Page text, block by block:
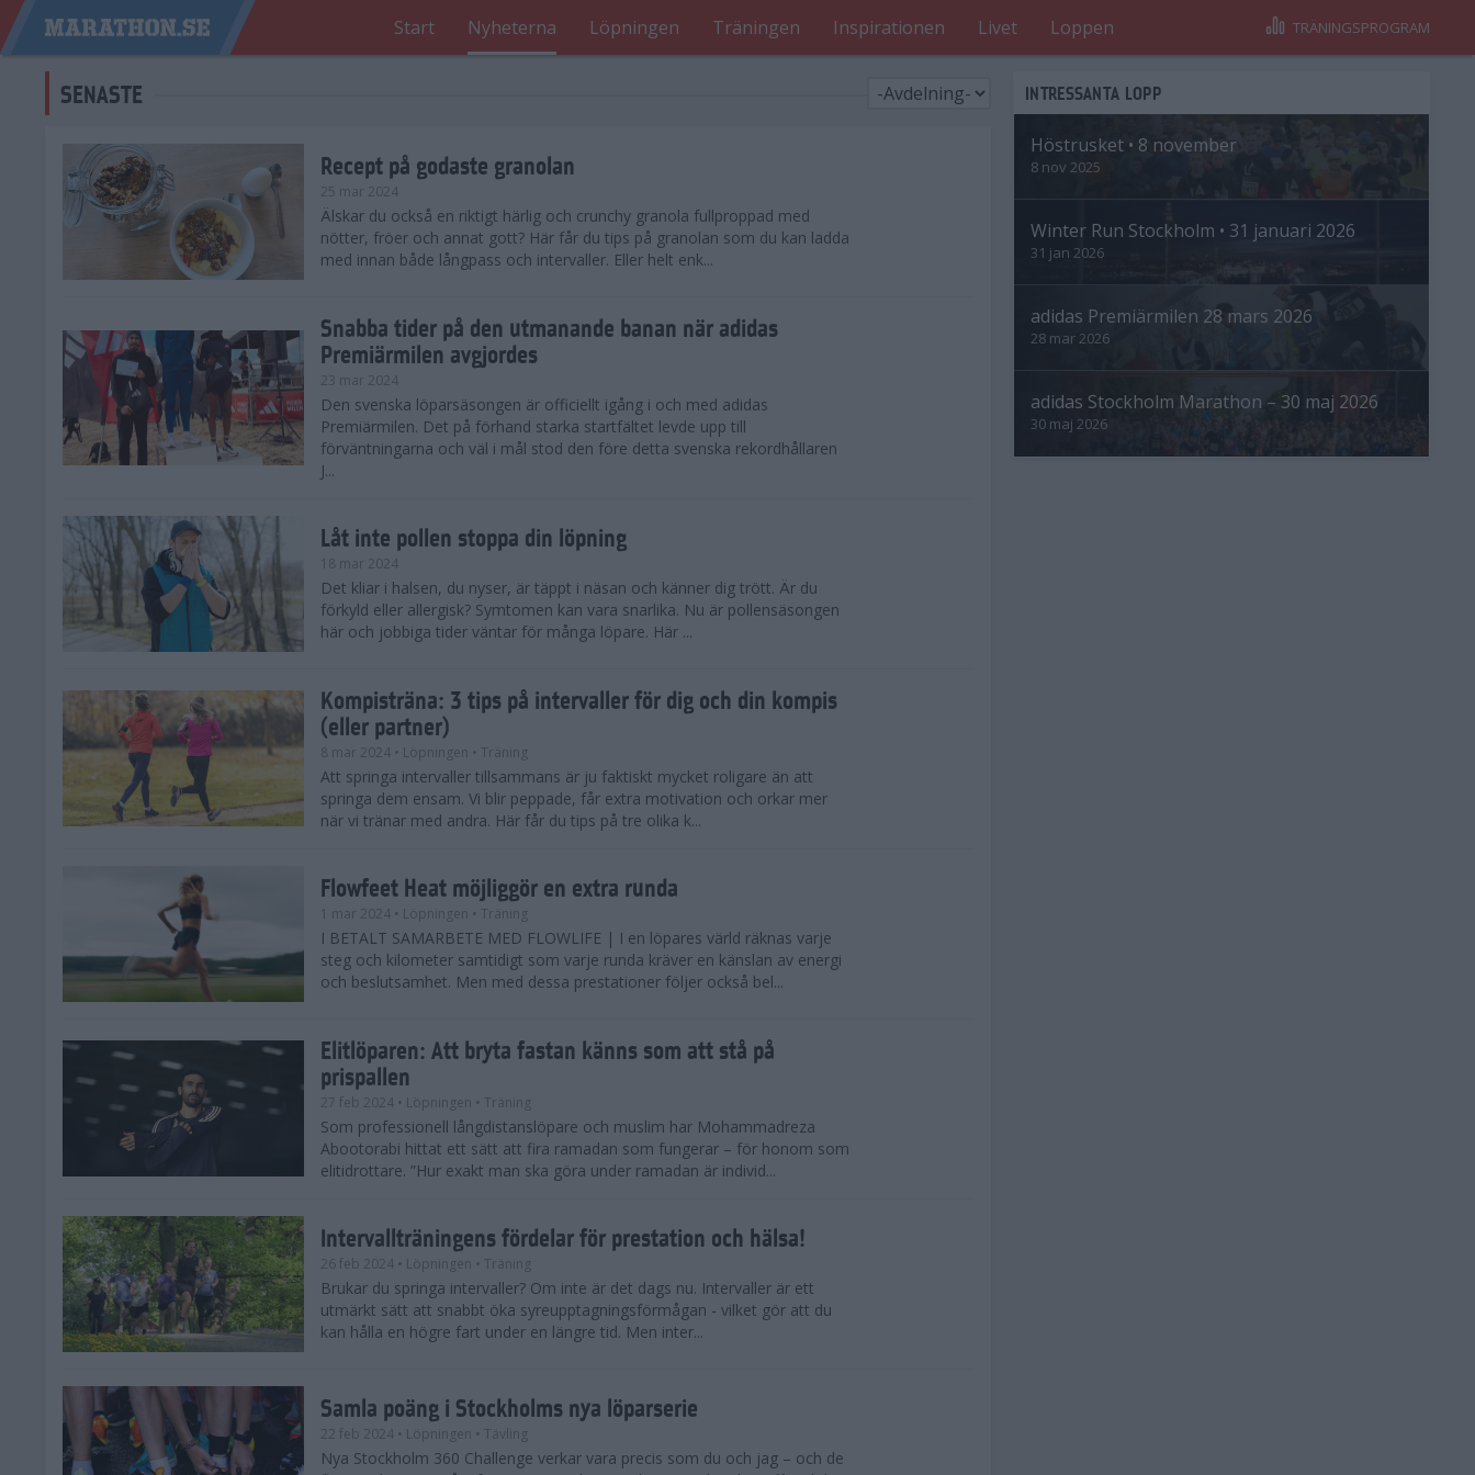
Start Nyheterna Löpningen Träningen Inspirationen Livet Loppen TRÄNINGSPROGRAM
SENASTE
Recept på godaste granolan
25 mar 2024
Älskar du också en riktigt härlig och crunchy granola fullproppad med
nötter, fröer och annat gott? Här får du tips på granolan som du kan ladda
med innan både långpass och intervaller. Eller helt enk...
Snabba tider på den utmanande banan när adidas
Premiärmilen avgjordes
23 mar 2024
Den svenska löparsäsongen är officiellt igång i och med adidas
Premiärmilen. Det på förhand starka startfältet levde upp till
förväntningarna och väl i mål stod den före detta svenska rekordhållaren
J...
Låt inte pollen stoppa din löpning
18 mar 2024
Det kliar i halsen, du nyser, är täppt i näsan och känner dig trött. Är du
förkyld eller allergisk? Symtomen kan vara snarlika. Nu är pollensäsongen
här och jobbiga tider väntar för många löpare. Här ...
Kompisträna: 3 tips på intervaller för dig och din kompis
(eller partner)
8 mar 2024 • Löpningen • Träning
Att springa intervaller tillsammans är ju faktiskt mycket roligare än att
springa dem ensam. Vi blir peppade, får extra motivation och orkar mer
när vi tränar med andra. Här får du tips på tre olika k...
Flowfeet Heat möjliggör en extra runda
1 mar 2024 • Löpningen • Träning
I BETALT SAMARBETE MED FLOWLIFE | I en löpares värld räknas varje
steg och kilometer samtidigt som varje runda kräver en känslan av energi
och beslutsamhet. Men med dessa prestationer följer också bel...
Elitlöparen: Att bryta fastan känns som att stå på
prispallen
27 feb 2024 • Löpningen • Träning
Som professionell långdistanslöpare och muslim har Mohammadreza
Abootorabi hittat ett sätt att fira ramadan som fungerar – för honom som
elitidrottare. ”Hur exakt man ska göra under ramadan är individ...
Intervallträningens fördelar för prestation och hälsa!
26 feb 2024 • Löpningen • Träning
Brukar du springa intervaller? Om inte är det dags nu. Intervaller är ett
utmärkt sätt att snabbt öka syreupptagningsförmågan - vilket gör att du
kan hålla en högre fart under en längre tid. Men inter...
Samla poäng i Stockholms nya löparserie
22 feb 2024 • Löpningen • Tävling
Nya Stockholm 360 Challenge verkar vara precis som du och jag – och de
INTRESSANTA LOPP
Höstrusket • 8 november
8 nov 2025
Winter Run Stockholm • 31 januari 2026
31 jan 2026
adidas Premiärmilen 28 mars 2026
28 mar 2026
adidas Stockholm Marathon – 30 maj 2026
30 maj 2026